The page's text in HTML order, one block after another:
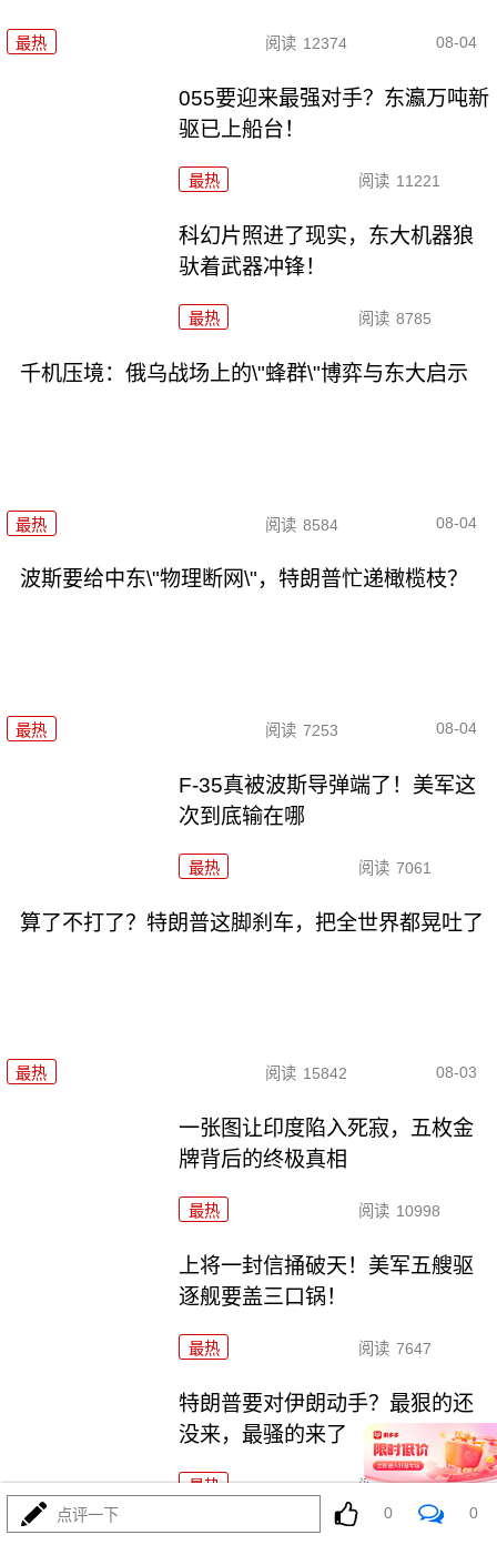
最热 阅读 12374 08-04
055要迎来最强对手？东瀛万吨新
驱已上船台！
最热 阅读 11221
科幻片照进了现实，东大机器狼
驮着武器冲锋！
最热 阅读 8785
千机压境：俄乌战场上的\"蜂群\"博弈与东大启示
最热 阅读 8584 08-04
波斯要给中东\"物理断网\"，特朗普忙递橄榄枝？
最热 阅读 7253 08-04
F-35真被波斯导弹端了！美军这
次到底输在哪
最热 阅读 7061
算了不打了？特朗普这脚刹车，把全世界都晃吐了
最热 阅读 15842 08-03
一张图让印度陷入死寂，五枚金
牌背后的终极真相
最热 阅读 10998
上将一封信捅破天！美军五艘驱
逐舰要盖三口锅！
最热 阅读 7647
特朗普要对伊朗动手？最狠的还
没来，最骚的来了
最热 阅读 6204
点评一下 0 0